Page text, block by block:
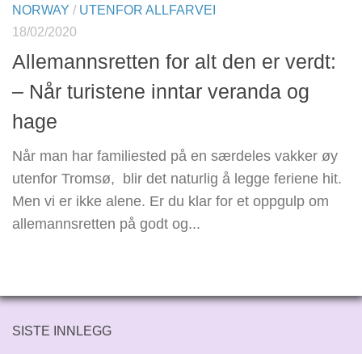
NORWAY / UTENFOR ALLFARVEI
18/02/2020
Allemannsretten for alt den er verdt:
– Når turistene inntar veranda og
hage
Når man har familiested på en særdeles vakker øy
utenfor Tromsø, blir det naturlig å legge feriene hit.
Men vi er ikke alene. Er du klar for et oppgulp om
allemannsretten på godt og...
SISTE INNLEGG